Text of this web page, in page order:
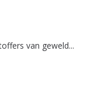
van geweld...